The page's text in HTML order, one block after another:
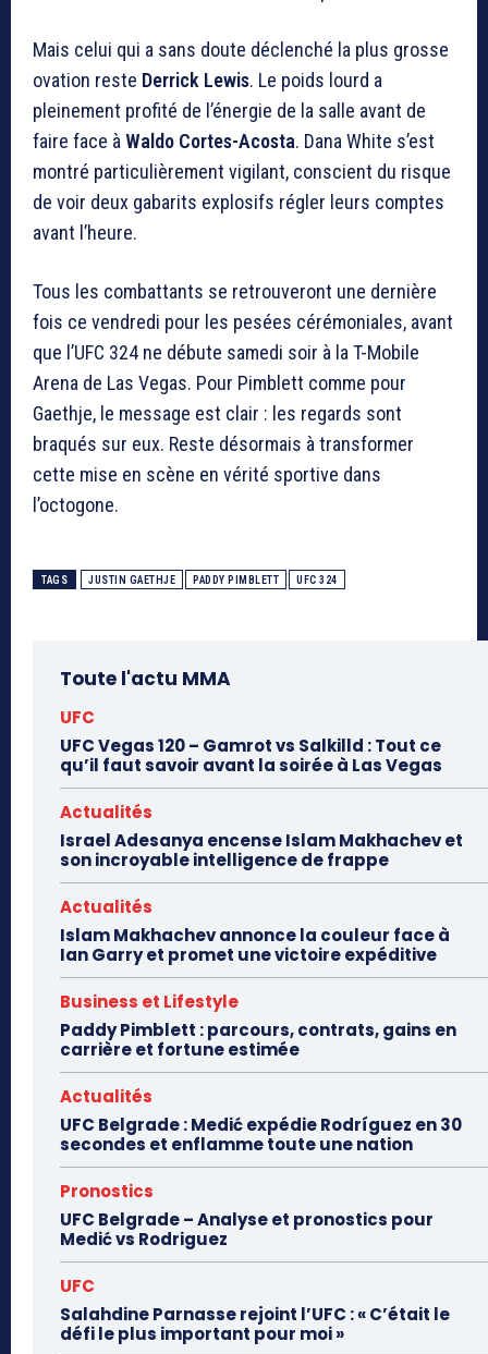
Mais celui qui a sans doute déclenché la plus grosse
ovation reste Derrick Lewis. Le poids lourd a
pleinement profité de l’énergie de la salle avant de
faire face à Waldo Cortes-Acosta. Dana White s’est
montré particulièrement vigilant, conscient du risque
de voir deux gabarits explosifs régler leurs comptes
avant l’heure.
Tous les combattants se retrouveront une dernière
fois ce vendredi pour les pesées cérémoniales, avant
que l’UFC 324 ne débute samedi soir à la T-Mobile
Arena de Las Vegas. Pour Pimblett comme pour
Gaethje, le message est clair : les regards sont
braqués sur eux. Reste désormais à transformer
cette mise en scène en vérité sportive dans
l’octogone.
TAGS JUSTIN GAETHJE PADDY PIMBLETT UFC 324
Toute l'actu MMA
UFC
UFC Vegas 120 – Gamrot vs Salkilld : Tout ce
qu’il faut savoir avant la soirée à Las Vegas
Actualités
Israel Adesanya encense Islam Makhachev et
son incroyable intelligence de frappe
Actualités
Islam Makhachev annonce la couleur face à
Ian Garry et promet une victoire expéditive
Business et Lifestyle
Paddy Pimblett : parcours, contrats, gains en
carrière et fortune estimée
Actualités
UFC Belgrade : Medić expédie Rodríguez en 30
secondes et enflamme toute une nation
Pronostics
UFC Belgrade – Analyse et pronostics pour
Medić vs Rodriguez
UFC
Salahdine Parnasse rejoint l’UFC : « C’était le
défi le plus important pour moi »